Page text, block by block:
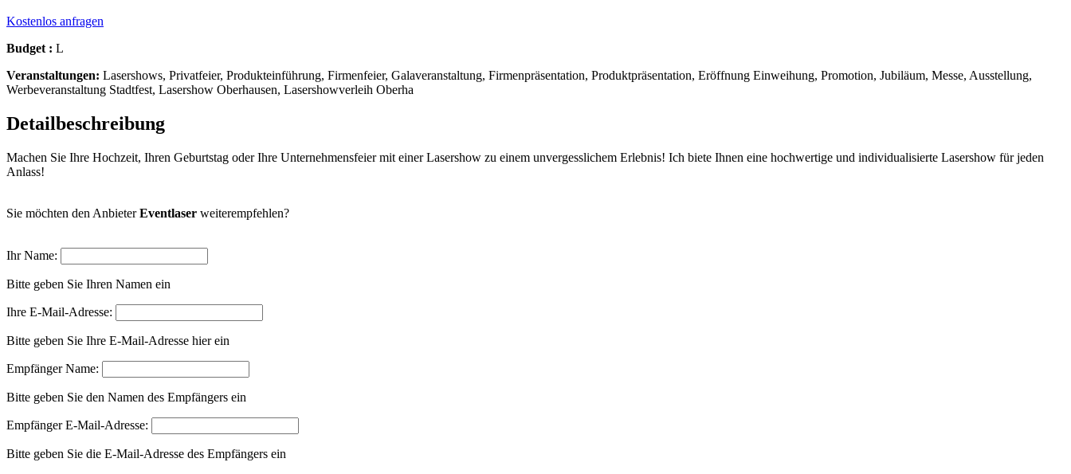
Kostenlos anfragen
Budget : L
Veranstaltungen: Lasershows, Privatfeier, Produkteinführung, Firmenfeier, Galaveranstaltung, Firmenpräsentation, Produktpräsentation, Eröffnung Einweihung, Promotion, Jubiläum, Messe, Ausstellung,
Werbeveranstaltung Stadtfest, Lasershow Oberhausen, Lasershowverleih Oberha
Detailbeschreibung
Machen Sie Ihre Hochzeit, Ihren Geburtstag oder Ihre Unternehmensfeier mit einer Lasershow zu einem unvergesslichem Erlebnis! Ich biete Ihnen eine hochwertige und individualisierte Lasershow für jeden
Anlass!
Sie möchten den AnbieterEventlaser weiterempfehlen?
Ihr Name:
Bitte geben Sie Ihren Namen ein
Ihre E-Mail-Adresse:
Bitte geben Sie Ihre E-Mail-Adresse hier ein
Empfänger Name:
Bitte geben Sie den Namen des Empfängers ein
Empfänger E-Mail-Adresse:
Bitte geben Sie die E-Mail-Adresse des Empfängers ein